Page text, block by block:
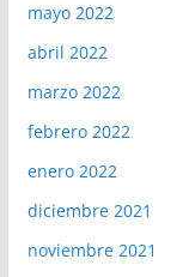
mayo 2022
abril 2022
marzo 2022
febrero 2022
enero 2022
diciembre 2021
noviembre 2021